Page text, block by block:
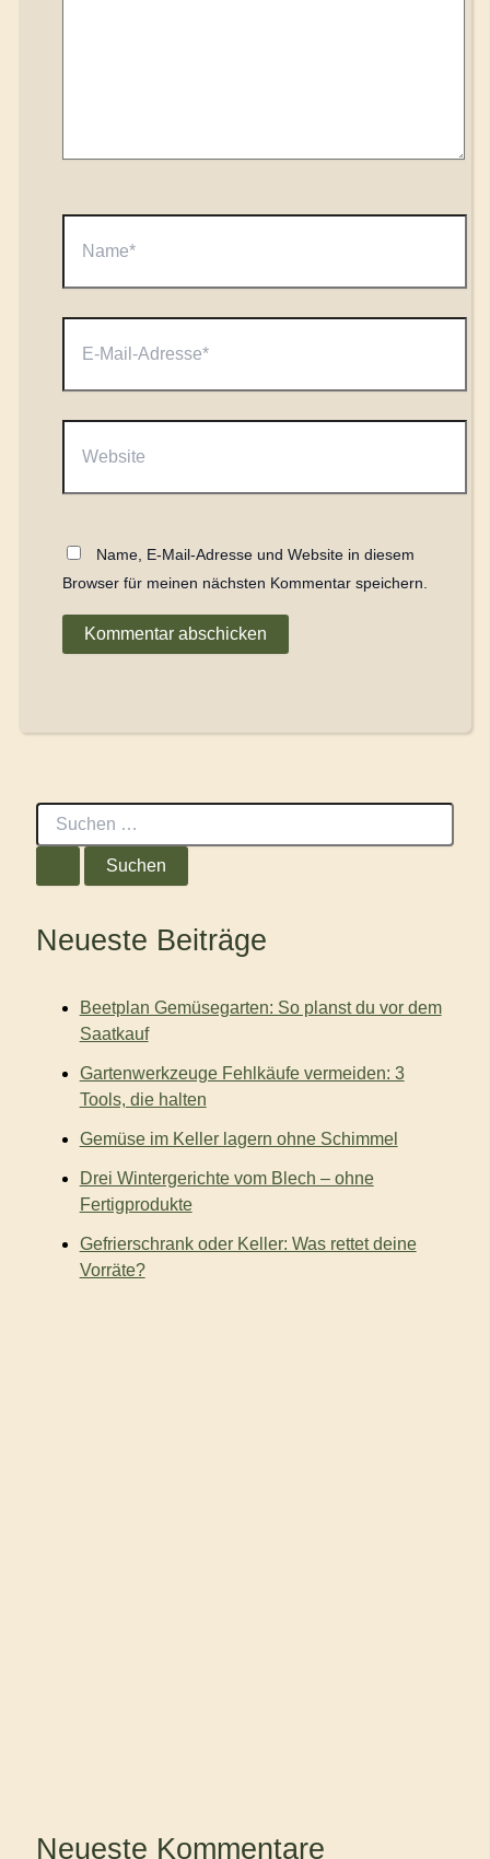
Mail-
Name, E-Mail-Adresse und Website in diesem
Browser für meinen nächsten Kommentar speichern.
S
Neueste Beiträge
Beetplan Gemüsegarten: So planst du vor dem
Saatkauf
Gartenwerkzeuge Fehlkäufe vermeiden: 3
Tools, die halten
Gemüse im Keller lagern ohne Schimmel
Drei Wintergerichte vom Blech – ohne
Fertigprodukte
Gefrierschrank oder Keller: Was rettet deine
Vorräte?
Neueste Kommentare